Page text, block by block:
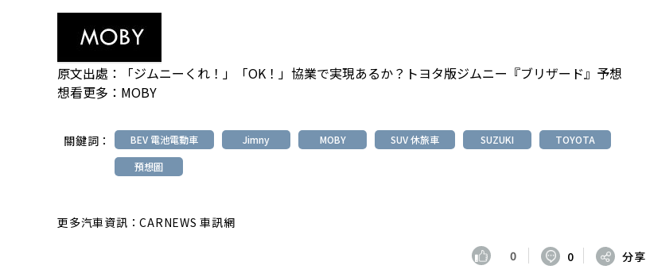
原文出處：
「ジムニーくれ！」「OK！」協業で実現あるか？トヨタ版ジムニー『ブリザード』予想
想看更多： MOBY
關鍵詞： BEV 電池電動車 Jimny MOBY SUV 休旅車 SUZUKI
TOYOTA
預想圖
更多汽車資訊：CARNEWS 車訊網
0 0 分享